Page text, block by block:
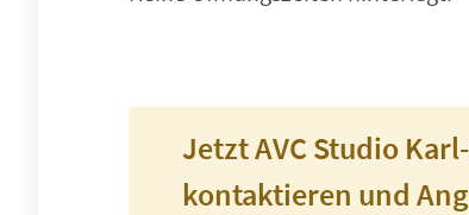
Jetzt AVC Studio
kontaktieren und